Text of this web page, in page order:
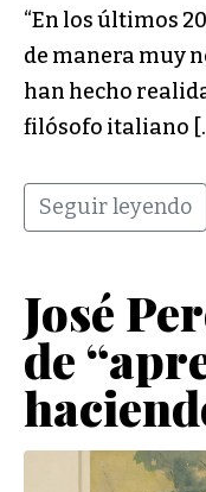
“En los últimos
de manera muy
han hecho
filósofo italiano
Seguir leyendo
José
de